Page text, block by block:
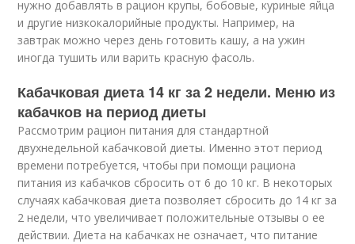
нужно добавлять в рацион крупы, бобовые, куриные яйца
и другие низкокалорийные продукты. Например, на
завтрак можно через день готовить кашу, а на ужин
иногда тушить или варить красную фасоль.
Кабачковая диета 14 кг за 2 недели. Меню из
кабачков на период диеты
Рассмотрим рацион питания для стандартной
двухнедельной кабачковой диеты. Именно этот период
времени потребуется, чтобы при помощи рациона
питания из кабачков сбросить от 6 до 10 кг. В некоторых
случаях кабачковая диета позволяет сбросить до 14 кг за
2 недели, что увеличивает положительные отзывы о ее
действии. Диета на кабачках не означает, что питание